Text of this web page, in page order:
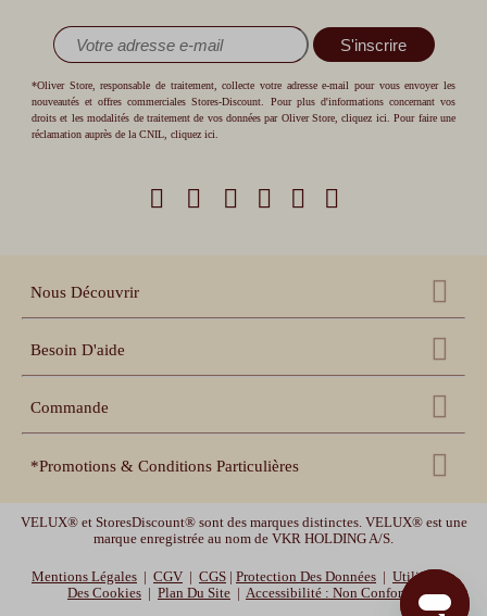
S'inscrire
*Oliver Store, responsable de traitement, collecte votre adresse e-mail pour vous envoyer les
nouveautés et offres commerciales Stores-Discount. Pour plus d'informations concernant vos
droits et les modalités de traitement de vos données par Oliver Store,cliquez ici . Pour faire une
réclamation auprès de la CNIL,cliquez ici
Nous Découvrir
Accessoires
Espace pro revendeur
Espace collectivités
Besoin D'aide
Vidéos de pose
Commande
Délais de livraison et garanties
*Promotions & Conditions Particulières
MOTOR10-10% sur les volets roulants, les stores enrouleurs et les stores bateaux
avec le code promotionnel MOTOR10. Offre valable jusqu'au 12/08/2026 -10h.
moustiquaires. Offre valable jusqu'au 26/08/2026 - 10h.
VELUX® et StoresDiscount® sont des marques distinctes. VELUX® est une
marque enregistrée au nom de VKR HOLDING A/S.
Mentions Légales | CGV | CGS | Protection Des Données | Utilisation
Des Cookies | Plan Du Site | Accessibilité : Non Conforme